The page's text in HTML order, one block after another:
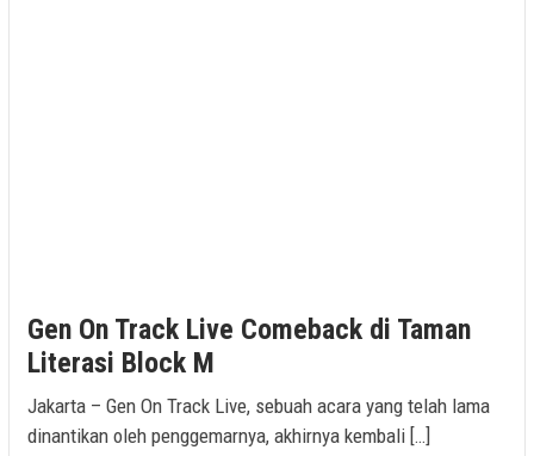
Gen On Track Live Comeback di Taman
Literasi Block M
Jakarta – Gen On Track Live, sebuah acara yang telah lama
dinantikan oleh penggemarnya, akhirnya kembali […]